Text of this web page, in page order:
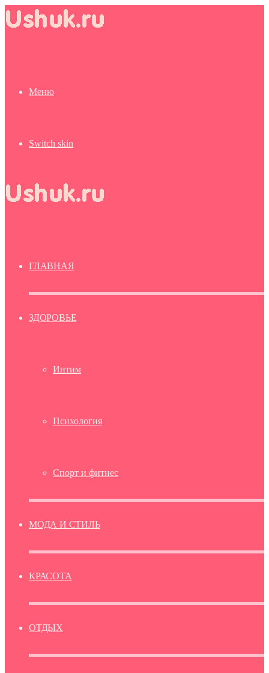
Меню
Switch skin
ГЛАВНАЯ
ЗДОРОВЬЕ
Интим
Психология
Спорт и фитнес
МОДА И СТИЛЬ
КРАСОТА
ОТДЫХ